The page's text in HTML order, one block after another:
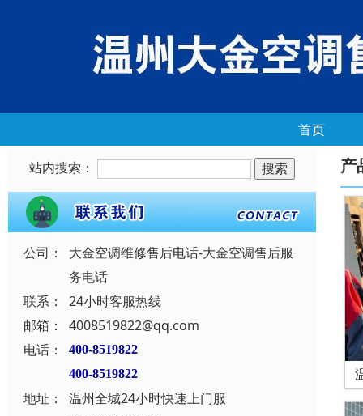
首页
站内搜索：
公司：
大金空调维修售后电话-大金空调售后服
务电话
联系：
24小时客服热线
邮箱：
4008519822@qq.com
电话：
400-8519822
400-8519822
地址：
温州全城24小时快速上门服
产